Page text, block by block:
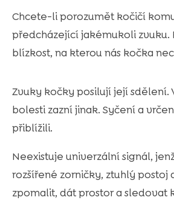
Chcete-li porozumět kočičí
předcházející jakémukoli zvuku.
blízkost, na kterou nás kočka
Zvuky kočky posilují její sdělení.
bolesti zazní jinak. Syčení a
přiblížili.
Neexistuje univerzální signál,
rozšířené zorničky, ztuhlý postoj
zpomalit, dát prostor a sledovat